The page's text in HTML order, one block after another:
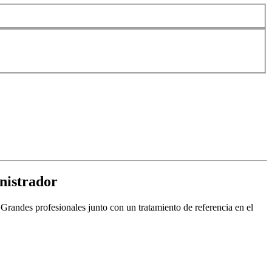
profesionales junto con un tratamiento de referencia en el